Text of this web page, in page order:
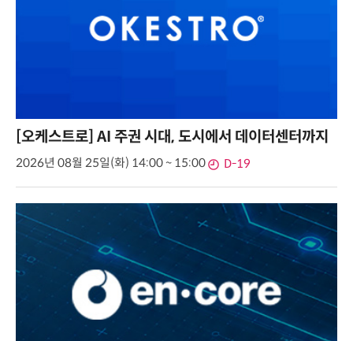
[오케스트로] AI 주권 시대, 도시에서 데이터센터까지
2026년 08월 25일(화) 14:00 ~ 15:00 D-19